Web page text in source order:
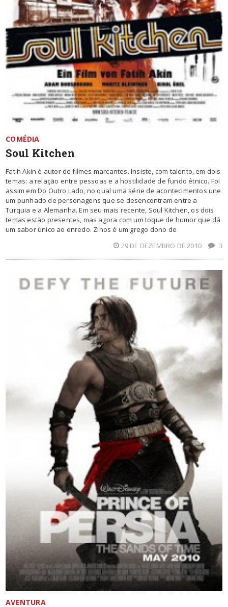
COMÉDIA
Soul Kitchen
Fatih Akin é autor de filmes marcantes. Insiste, com talento, em dois
temas: a relação entre pessoas e a hostilidade de fundo étnico. Foi
assim em Do Outro Lado, no qual uma série de acontecimentos une
um punhado de personagens que se desencontram entre a
Turquia e a Alemanha. Em seu mais recente, Soul Kitchen, os dois
temas estão presentes, mas agora com um toque de humor que dá
um sabor único ao enredo. Zinos é um grego dono de
29 DE DEZEMBRO DE 2010
3
AVENTURA